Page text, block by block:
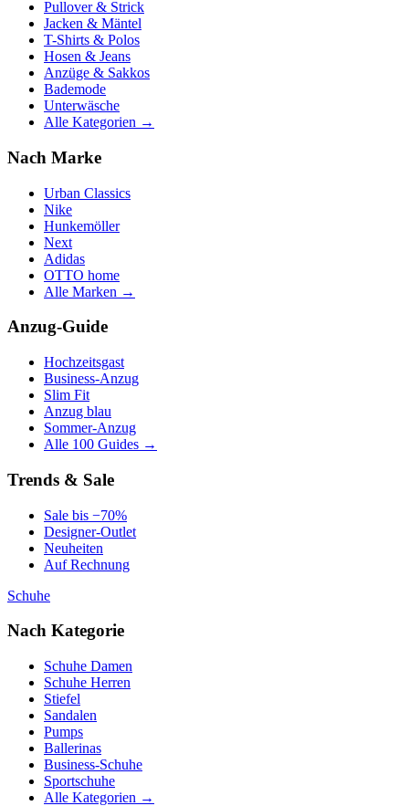
Pullover & Strick
Jacken & Mäntel
T-Shirts & Polos
Hosen & Jeans
Anzüge & Sakkos
Bademode
Unterwäsche
Alle Kategorien →
Nach Marke
Urban Classics
Nike
Hunkemöller
Next
Adidas
OTTO home
Alle Marken →
Anzug-Guide
Hochzeitsgast
Business-Anzug
Slim Fit
Anzug blau
Sommer-Anzug
Alle 100 Guides →
Trends & Sale
Sale bis −70%
Designer-Outlet
Neuheiten
Auf Rechnung
Schuhe
Nach Kategorie
Schuhe Damen
Schuhe Herren
Stiefel
Sandalen
Pumps
Ballerinas
Business-Schuhe
Sportschuhe
Alle Kategorien →